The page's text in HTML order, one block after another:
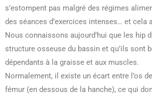
s’estompent pas malgré des régimes
des séances d’exercices intenses… et cela
Nous connaissons aujourd’hui que les hip
structure osseuse du bassin et qu’ils sont
dépendants à la graisse et aux muscles.
Normalement, il existe un écart entre l’os
fémur (en dessous de la hanche), ce qui